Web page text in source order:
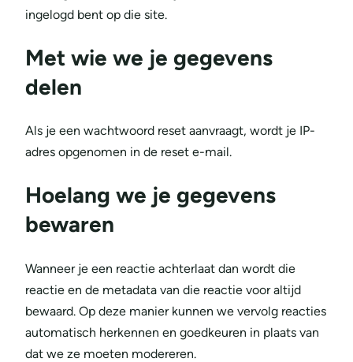
ingelogd bent op die site.
Met wie we je gegevens
delen
Als je een wachtwoord reset aanvraagt, wordt je IP-
adres opgenomen in de reset e-mail.
Hoelang we je gegevens
bewaren
Wanneer je een reactie achterlaat dan wordt die
reactie en de metadata van die reactie voor altijd
bewaard. Op deze manier kunnen we vervolg reacties
automatisch herkennen en goedkeuren in plaats van
dat we ze moeten modereren.